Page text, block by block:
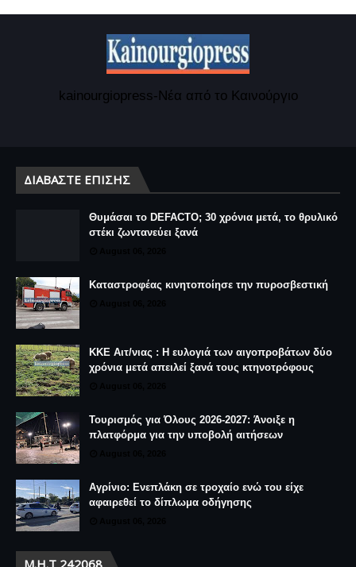
kainourgiopress-Νέα από το Καινούργιο
ΔΙΑΒΆΣΤΕ ΕΠΊΣΗΣ
Θυμάσαι το DEFACTO; 30 χρόνια μετά, το θρυλικό
στέκι ζωντανεύει ξανά
Καταστροφέας κινητοποίησε την πυροσβεστική
ΚΚΕ Αιτ/νιας : Η ευλογιά των αιγοπροβάτων δύο
χρόνια μετά απειλεί ξανά τους κτηνοτρόφους
Τουρισμός για Όλους 2026-2027: Άνοιξε η
πλατφόρμα για την υποβολή αιτήσεων
Αγρίνιο: Ενεπλάκη σε τροχαίο ενώ του είχε
αφαιρεθεί το δίπλωμα οδήγησης